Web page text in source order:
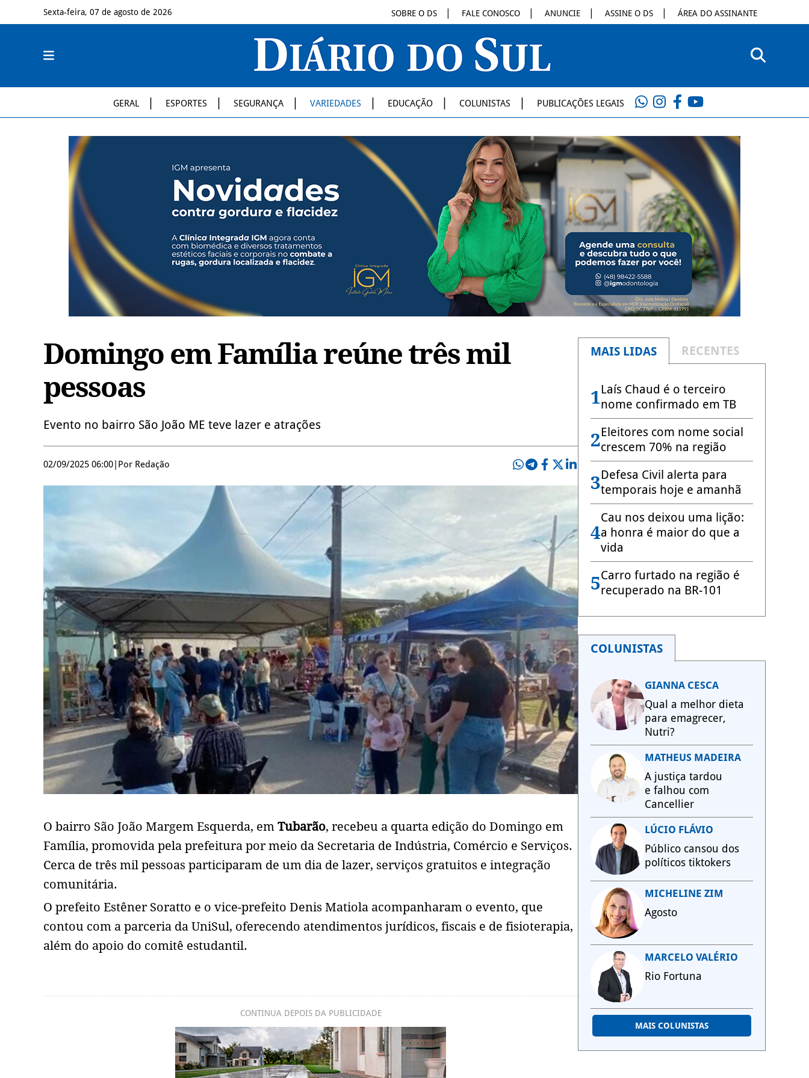
Sexta-feira, 07 de agosto de 2026 SOBRE O DS FALE CONOSCO ANUNCIE ASSINE O DS ÁREA DO ASSINANTE
GERAL ESPORTES SEGURANÇA VARIEDADES EDUCAÇÃO COLUNISTAS PUBLICAÇÕES LEGAIS
Domingo em Família reúne três mil
pessoas
Evento no bairro São João ME teve lazer e atrações
02/09/2025 06:00 Por Redação
O bairro São João Margem Esquerda, em Tubarão, recebeu a quarta edição do Domingo em
Família, promovida pela prefeitura por meio da Secretaria de Indústria, Comércio e Serviços.
Cerca de três mil pessoas participaram de um dia de lazer, serviços gratuitos e integração
comunitária.
O prefeito Estêner Soratto e o vice-prefeito Denis Matiola acompanharam o evento, que
contou com a parceria da UniSul, oferecendo atendimentos jurídicos, fiscais e de fisioterapia,
além do apoio do comitê estudantil.
CONTINUA DEPOIS DA PUBLICIDADE
MAIS LIDAS RECENTES
1Laís Chaud é o terceiro
nome confirmado em TB
2Eleitores com nome social
crescem 70% na região
3Defesa Civil alerta para
temporais hoje e amanhã
4
Cau nos deixou uma lição:
a honra é maior do que a
vida
5Carro furtado na região é
recuperado na BR-101
COLUNISTAS
GIANNA CESCA
Qual a melhor dieta
para emagrecer,
Nutri?
MATHEUS MADEIRA
A justiça tardou
e falhou com
Cancellier
LÚCIO FLÁVIO
Público cansou dos
políticos tiktokers
MICHELINE ZIM
Agosto
MARCELO VALÉRIO
Rio Fortuna
MAIS COLUNISTAS